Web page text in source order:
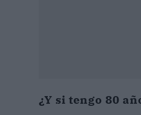
¿Y si tengo 80